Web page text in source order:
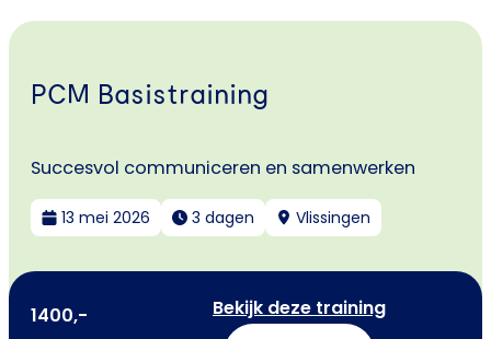
PCM Basistraining
Succesvol communiceren en samenwerken
13 mei 2026 3 dagen Vlissingen
1400,-
Bekijk deze training